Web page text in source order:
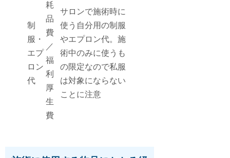
制
服・
エプ
ロン
代
耗
品
費
／
福
利
厚
生
費
サロンで施術時に
使う自分用の制服
やエプロン代。施
術中のみに使うも
の限定なので私服
は対象にならない
ことに注意